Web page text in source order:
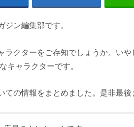
ン編集部です。
ラクターをご存知でしょうか。い
キャラクターです。
ての情報をまとめました。是非最